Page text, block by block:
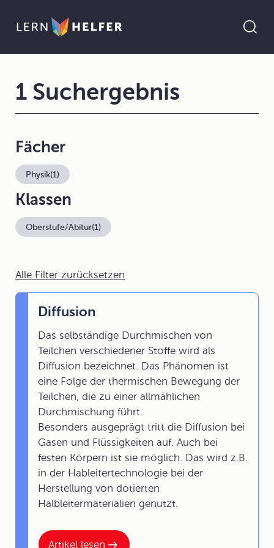
Alle Filter zurücksetzen
Artikel lesen
Diffusion
Das selbständige Durchmischen von
Teilchen verschiedener Stoffe wird als
Diffusion bezeichnet. Das Phänomen ist
eine Folge der thermischen Bewegung der
Teilchen, die zu einer allmählichen
Durchmischung führt.
Besonders ausgeprägt tritt die Diffusion bei
Gasen und Flüssigkeiten auf. Auch bei
festen Körpern ist sie möglich. Das wird z.B.
in der Hableitertechnologie bei der
Herstellung von dotierten
Halbleitermaterialien genutzt.
1 Suchergebnis
Fächer
Physik(1)
Klassen
Oberstufe/Abitur(1)